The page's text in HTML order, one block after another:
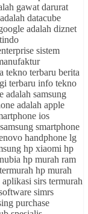
gawat darurat
datacube
adalah diznet
sistem
tekno terbaru berita
terbaru info tekno
adalah samsung
adalah apple
ios
smartphone
handphone lg
hp xiaomi hp
hp murah ram
hp murah
sirs termurah
simrs
purchase